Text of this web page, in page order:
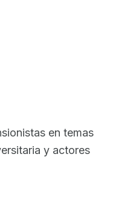
en temas
y actores